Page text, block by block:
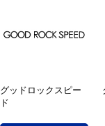
グッドロックスピー
ド